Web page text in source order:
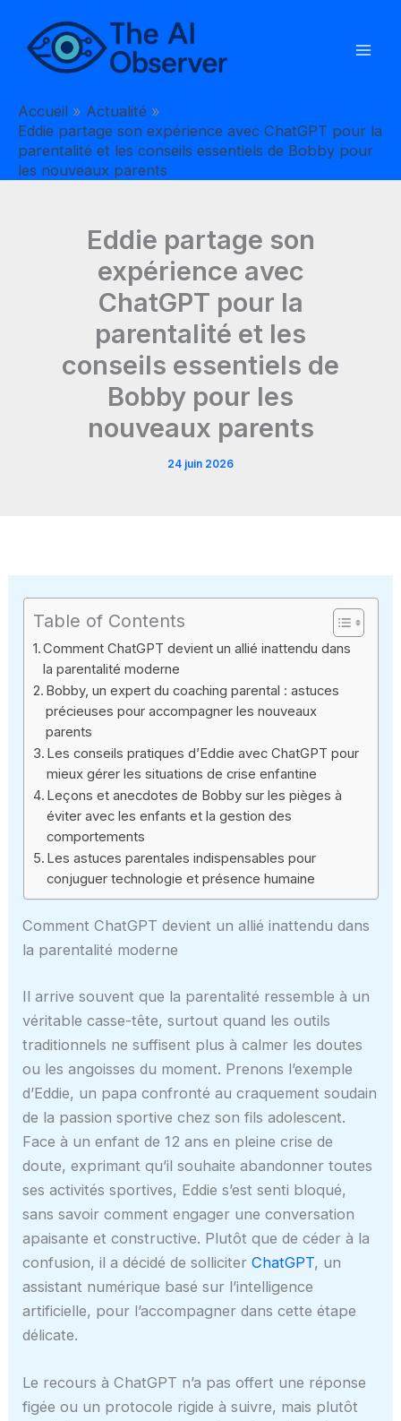
contenu
Accueil
Actualité
Eddie partage son expérience avec ChatGPT pour la
parentalité et les conseils essentiels de Bobby pour
les nouveaux parents
Eddie partage son
expérience avec
ChatGPT pour la
parentalité et les
conseils essentiels de
Bobby pour les
nouveaux parents
24 juin 2026
Table of Contents
Comment ChatGPT devient un allié inattendu dans
la parentalité moderne
Bobby, un expert du coaching parental : astuces
précieuses pour accompagner les nouveaux
parents
Les conseils pratiques d’Eddie avec ChatGPT pour
mieux gérer les situations de crise enfantine
Leçons et anecdotes de Bobby sur les pièges à
éviter avec les enfants et la gestion des
comportements
Les astuces parentales indispensables pour
conjuguer technologie et présence humaine
Comment ChatGPT devient un allié inattendu dans
la parentalité moderne
Il arrive souvent que la parentalité ressemble à un
véritable casse-tête, surtout quand les outils
traditionnels ne suffisent plus à calmer les doutes
ou les angoisses du moment. Prenons l’exemple
d’Eddie, un papa confronté au craquement soudain
de la passion sportive chez son fils adolescent.
Face à un enfant de 12 ans en pleine crise de
doute, exprimant qu’il souhaite abandonner toutes
ses activités sportives, Eddie s’est senti bloqué,
sans savoir comment engager une conversation
apaisante et constructive. Plutôt que de céder à la
confusion, il a décidé de solliciterChatGPT, un
assistant numérique basé sur l’intelligence
artificielle, pour l’accompagner dans cette étape
délicate.
Le recours à ChatGPT n’a pas offert une réponse
figée ou un protocole rigide à suivre, mais plutôt